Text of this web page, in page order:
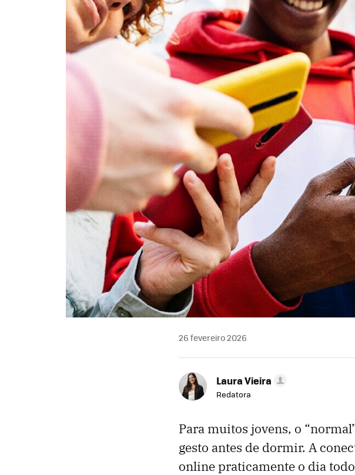
26 fevereiro 2026
Laura Vieira
Redatora
Para muitos jovens, o
gesto antes de dormir. A
online praticamente o dia